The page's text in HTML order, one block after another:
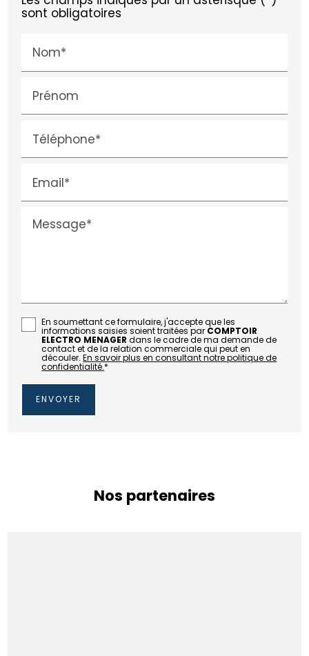
sont obligatoires
Nom*
Prénom
Téléphone*
Email*
Message*
En soumettant ce formulaire, j'accepte que les
informations saisies soient traitées par COMPTOIR
ELECTRO MENAGER dans le cadre de ma demande de
contact et de la relation commerciale qui peut en
découler.En savoir plus en consultant notre politique de
confidentialité.*
Nos partenaires